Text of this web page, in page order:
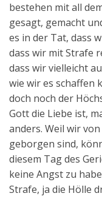
bestehen mit all
gesagt, gemacht
es in der Tat, dass
dass wir mit Strafe
dass wir vielleicht
wie wir es schaffen
doch noch der
Gott die Liebe ist,
anders. Weil wir
geborgen sind,
diesem Tag des
keine Angst zu
Strafe, ja die Hölle